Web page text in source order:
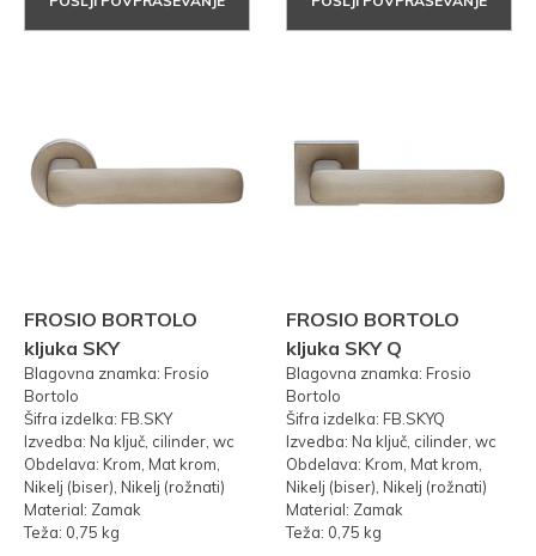
FROSIO BORTOLO
kljuka SKY
Blagovna znamka: Frosio
Bortolo
Šifra izdelka: FB.SKY
Izvedba: Na ključ, cilinder, wc
Obdelava: Krom, Mat krom,
Nikelj (biser), Nikelj (rožnati)
Material: Zamak
Teža: 0,75 kg
FROSIO BORTOLO
kljuka SKY Q
Blagovna znamka: Frosio
Bortolo
Šifra izdelka: FB.SKYQ
Izvedba: Na ključ, cilinder, wc
Obdelava: Krom, Mat krom,
Nikelj (biser), Nikelj (rožnati)
Material: Zamak
Teža: 0,75 kg